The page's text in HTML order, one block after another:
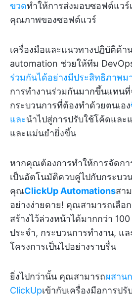
ขวดทำให้การส่งมอบซอฟต์แวร์
คุณภาพของซอฟต์แวร์
เครื่องมือและแนวทางปฏิบัติด้า
automation ช่วยให้ทีม
ร่วมกันได้อย่างมีประสิทธิภาพม
การทำงานร่วมกันมากขึ้นแทนที่
กระบวนการที่ต้องทำด้วยตนเอง
และนำไปสู่การปรับใช้โค้ดและ
และแม่นยำยิ่งขึ้น
หากคุณต้องการทำให้การจัดก
เป็นอัตโนมัติควบคู่ไปกับกระบว
คุณClickUp Automationsสา
อย่างง่ายดาย! คุณสามารถเลือ
สร้างไว้ล่วงหน้าได้มากกว่า
ประจำ, กระบวนการทำงาน, แ
โครงการเป็นไปอย่างราบรื่น
ยิ่งไปกว่านั้น คุณสามารถผสาน
ClickUpเข้ากับเครื่องมือการป